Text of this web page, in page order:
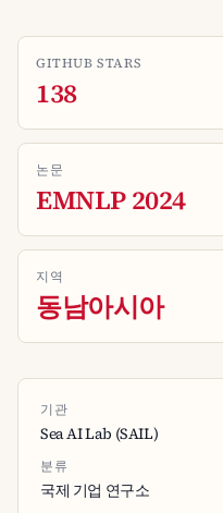
GITHUB STARS
138
논문
EMNLP 2024
지역
동남아시아
기관
Sea AI Lab (SAIL)
분류
국제 기업 연구소